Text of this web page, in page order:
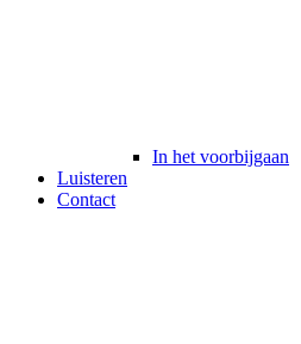
In het voorbijgaan
Luisteren
Contact